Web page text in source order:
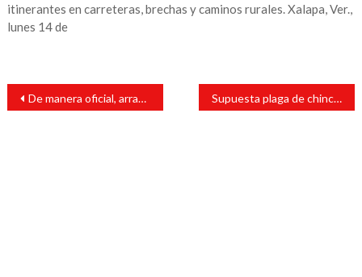
itinerantes en carreteras, brechas y caminos rurales. Xalapa, Ver.,
lunes 14 de
Navegación
entradas
De manera oficial, arranca Guadalupe-Reyes en Los Tuxtlas Supuesta plaga de chinches se trató de paciente infestado, aclara IMSS-SAT